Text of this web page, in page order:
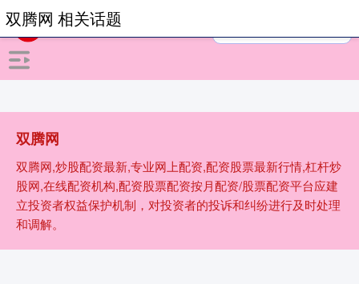
双腾网
双腾网,炒股配资最新,专业网上配资,配资股票最新行情,杠杆炒
股网,在线配资机构,配资股票配资按月配资/股票配资平台应建
立投资者权益保护机制，对投资者的投诉和纠纷进行及时处理
和调解。
双腾网 相关话题